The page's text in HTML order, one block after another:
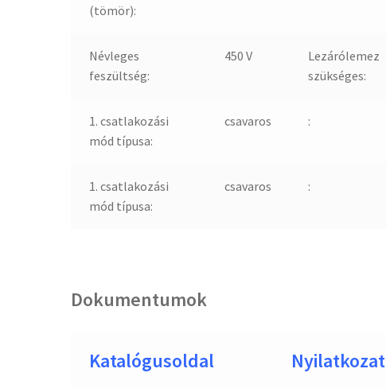
(tömör):
Névleges
feszültség:
450 V
Lezárólemez
szükséges:
1. csatlakozási
mód típusa:
csavaros :
1. csatlakozási
mód típusa:
csavaros :
Dokumentumok
Katalógusoldal Nyilatkozat